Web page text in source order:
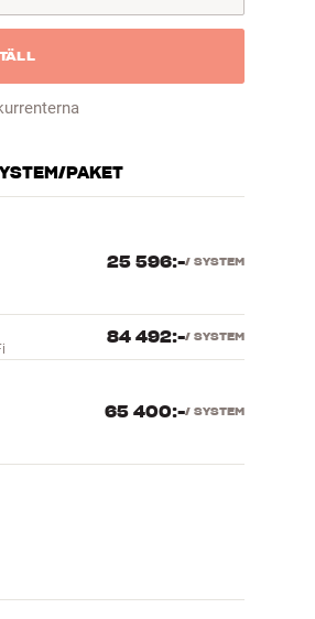
PAKET
25 596:-/ SYSTEM
84 492:-/ SYSTEM
65 400:-/ SYSTEM